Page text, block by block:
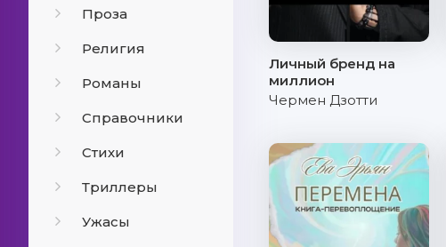
Проза
Религия
Романы
Справочники
Стихи
Триллеры
Ужасы
Личный бренд на
миллион
Чермен Дзотти